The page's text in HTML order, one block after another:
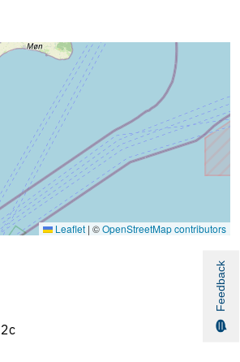
Leaflet | ©OpenStreetMap contributors
Feedback